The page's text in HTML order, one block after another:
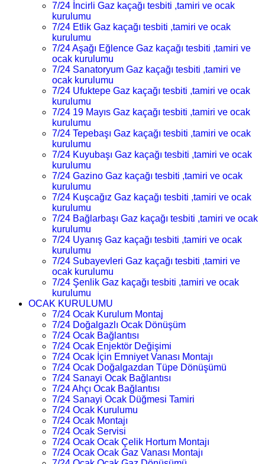
7/24 İncirli Gaz kaçağı tesbiti ,tamiri ve ocak
kurulumu
7/24 Etlik Gaz kaçağı tesbiti ,tamiri ve ocak
kurulumu
7/24 Aşağı Eğlence Gaz kaçağı tesbiti ,tamiri ve
ocak kurulumu
7/24 Sanatoryum Gaz kaçağı tesbiti ,tamiri ve
ocak kurulumu
7/24 Ufuktepe Gaz kaçağı tesbiti ,tamiri ve ocak
kurulumu
7/24 19 Mayıs Gaz kaçağı tesbiti ,tamiri ve ocak
kurulumu
7/24 Tepebaşı Gaz kaçağı tesbiti ,tamiri ve ocak
kurulumu
7/24 Kuyubaşı Gaz kaçağı tesbiti ,tamiri ve ocak
kurulumu
7/24 Gazino Gaz kaçağı tesbiti ,tamiri ve ocak
kurulumu
7/24 Kuşcağız Gaz kaçağı tesbiti ,tamiri ve ocak
kurulumu
7/24 Bağlarbaşı Gaz kaçağı tesbiti ,tamiri ve ocak
kurulumu
7/24 Uyanış Gaz kaçağı tesbiti ,tamiri ve ocak
kurulumu
7/24 Subayevleri Gaz kaçağı tesbiti ,tamiri ve
ocak kurulumu
7/24 Şenlik Gaz kaçağı tesbiti ,tamiri ve ocak
kurulumu
OCAK KURULUMU
7/24 Ocak Kurulum Montaj
7/24 Doğalgazlı Ocak Dönüşüm
7/24 Ocak Bağlantısı
7/24 Ocak Enjektör Değişimi
7/24 Ocak İçin Emniyet Vanası Montajı
7/24 Ocak Doğalgazdan Tüpe Dönüşümü
7/24 Sanayi Ocak Bağlantısı
7/24 Ahçı Ocak Bağlantısı
7/24 Sanayi Ocak Düğmesi Tamiri
7/24 Ocak Kurulumu
7/24 Ocak Montajı
7/24 Ocak Servisi
7/24 Ocak Ocak Çelik Hortum Montajı
7/24 Ocak Ocak Gaz Vanası Montajı